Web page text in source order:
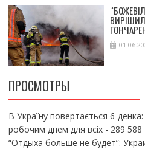
ПРОСМОТРЫ
В Україну повертається 6-
робочим днем для всіх- 289 588
“Отдыха больше не будет”: